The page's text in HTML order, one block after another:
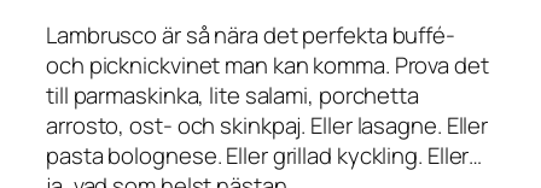
Lambrusco är så nära det perfekta buffé-
och picknickvinet man kan komma. Prova det
till parmaskinka, lite salami, porchetta
arrosto, ost- och skinkpaj. Eller lasagne. Eller
pasta bolognese. Eller grillad kyckling. Eller…